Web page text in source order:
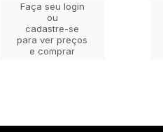
Faça seu login
ou
cadastre-se
para ver preços
e comprar